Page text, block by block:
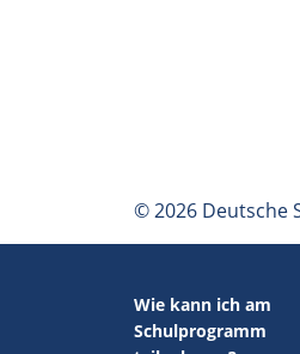
© 2026 Deutsche
Wie kann ich am
Schulprogramm